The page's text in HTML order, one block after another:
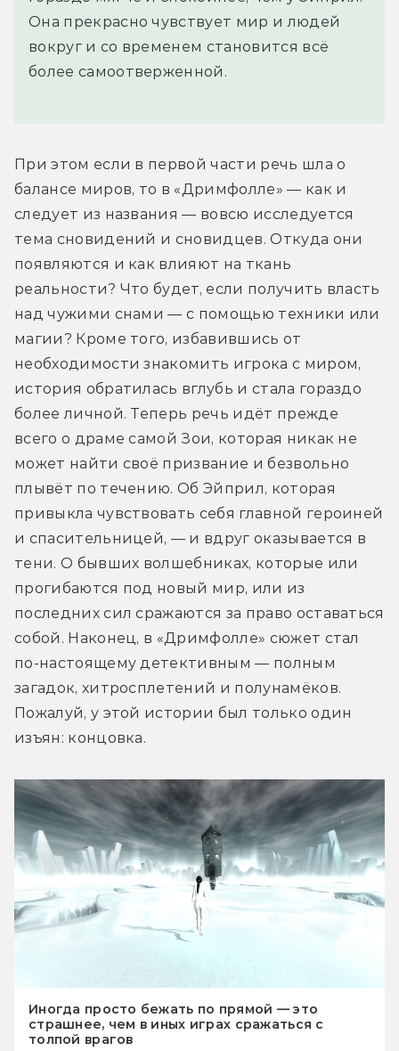
Она прекрасно чувствует мир и людей
вокруг и со временем становится всё
более самоотверженной.
При этом если в первой части речь шла о
балансе миров, то в «Дримфолле» — как и
следует из названия — вовсю исследуется
тема сновидений и сновидцев. Откуда они
появляются и как влияют на ткань
реальности? Что будет, если получить власть
над чужими снами — с помощью техники или
магии? Кроме того, избавившись от
необходимости знакомить игрока с миром,
история обратилась вглубь и стала гораздо
более личной. Теперь речь идёт прежде
всего о драме самой Зои, которая никак не
может найти своё призвание и безвольно
плывёт по течению. Об Эйприл, которая
привыкла чувствовать себя главной героиней
и спасительницей, — и вдруг оказывается в
тени. О бывших волшебниках, которые или
прогибаются под новый мир, или из
последних сил сражаются за право оставаться
собой. Наконец, в «Дримфолле» сюжет стал
по-настоящему детективным — полным
загадок, хитросплетений и полунамёков.
Пожалуй, у этой истории был только один
изъян: концовка.
Иногда просто бежать по прямой — это
страшнее, чем в иных играх сражаться с
толпой врагов